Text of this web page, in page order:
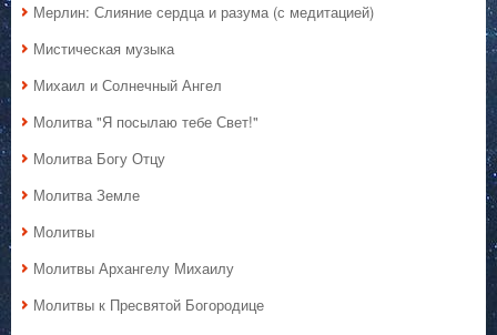
Мерлин: Слияние сердца и разума (с медитацией)
Мистическая музыка
Михаил и Солнечный Ангел
Молитва "Я посылаю тебе Свет!"
Молитва Богу Отцу
Молитва Земле
Молитвы
Молитвы Архангелу Михаилу
Молитвы к Пресвятой Богородице